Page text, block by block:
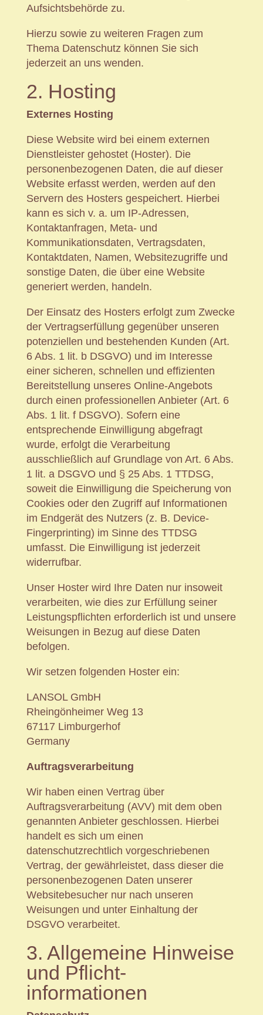
Aufsichtsbehörde zu.
Hierzu sowie zu weiteren Fragen zum
Thema Datenschutz können Sie sich
jederzeit an uns wenden.
2. Hosting
Externes Hosting
Diese Website wird bei einem externen
Dienstleister gehostet (Hoster). Die
personenbezogenen Daten, die auf dieser
Website erfasst werden, werden auf den
Servern des Hosters gespeichert. Hierbei
kann es sich v. a. um IP-Adressen,
Kontaktanfragen, Meta- und
Kommunikationsdaten, Vertragsdaten,
Kontaktdaten, Namen, Websitezugriffe und
sonstige Daten, die über eine Website
generiert werden, handeln.
Der Einsatz des Hosters erfolgt zum Zwecke
der Vertragserfüllung gegenüber unseren
potenziellen und bestehenden Kunden (Art.
6 Abs. 1 lit. b DSGVO) und im Interesse
einer sicheren, schnellen und effizienten
Bereitstellung unseres Online-Angebots
durch einen professionellen Anbieter (Art. 6
Abs. 1 lit. f DSGVO). Sofern eine
entsprechende Einwilligung abgefragt
wurde, erfolgt die Verarbeitung
ausschließlich auf Grundlage von Art. 6 Abs.
1 lit. a DSGVO und § 25 Abs. 1 TTDSG,
soweit die Einwilligung die Speicherung von
Cookies oder den Zugriff auf Informationen
im Endgerät des Nutzers (z. B. Device-
Fingerprinting) im Sinne des TTDSG
umfasst. Die Einwilligung ist jederzeit
widerrufbar.
Unser Hoster wird Ihre Daten nur insoweit
verarbeiten, wie dies zur Erfüllung seiner
Leistungspflichten erforderlich ist und unsere
Weisungen in Bezug auf diese Daten
befolgen.
Wir setzen folgenden Hoster ein:
LANSOL GmbH
Rheingönheimer Weg 13
67117 Limburgerhof
Germany
Auftragsverarbeitung
Wir haben einen Vertrag über
Auftragsverarbeitung (AVV) mit dem oben
genannten Anbieter geschlossen. Hierbei
handelt es sich um einen
datenschutzrechtlich vorgeschriebenen
Vertrag, der gewährleistet, dass dieser die
personenbezogenen Daten unserer
Websitebesucher nur nach unseren
Weisungen und unter Einhaltung der
DSGVO verarbeitet.
3. Allgemeine Hinweise
und Pflicht­
informationen